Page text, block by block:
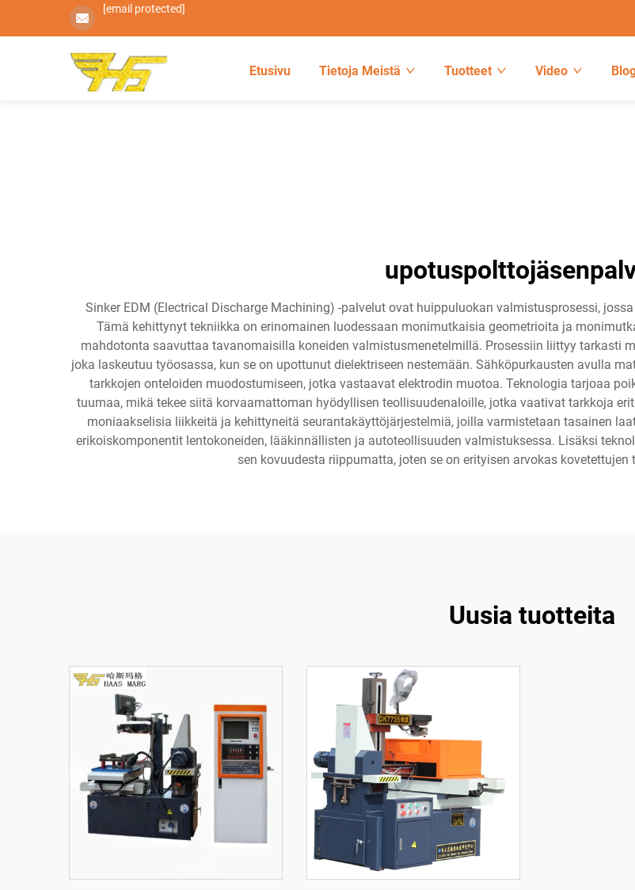
[email protected]
Etusivu Tietoja Meistä Tuotteet Video
Sinker EDM (Electrical Discharge Machining) -palvelut ovat huippuluokan valmistusprosessi,
Tämä kehittynyt tekniikka on erinomainen luodessaan monimutkaisia geometrioita ja
mahdotonta saavuttaa tavanomaisilla koneiden valmistusmenetelmillä. Prosessiin liittyy tarkasti
joka laskeutuu työosassa, kun se on upottunut dielektriseen nestemään. Sähköpurkausten avulla
tarkkojen onteloiden muodostumiseen, jotka vastaavat elektrodin muotoa. Teknologia tarjoaa
tuumaa, mikä tekee siitä korvaamattoman hyödyllisen teollisuudenaloille, jotka vaativat tarkkoja
moniaakselisia liikkeitä ja kehittyneitä seurantakäyttöjärjestelmiä, joilla varmistetaan tasainen
erikoiskomponentit lentokoneiden, lääkinnällisten ja autoteollisuuden valmistuksessa. Lisäksi
sen kovuudesta riippumatta, joten se on erityisen arvokas
Uusia tuotteita